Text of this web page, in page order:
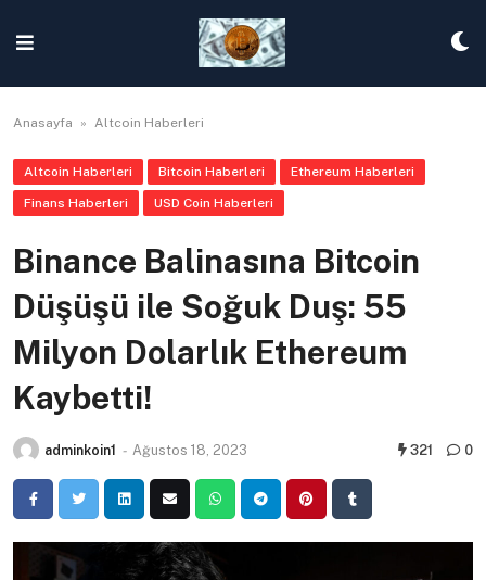
content
Anasayfa » Altcoin Haberleri
Altcoin Haberleri Bitcoin Haberleri Ethereum Haberleri
Finans Haberleri USD Coin Haberleri
Binance Balinasına Bitcoin
Düşüşü ile Soğuk Duş: 55
Milyon Dolarlık Ethereum
Kaybetti!
adminkoin1 - Ağustos 18, 2023 321 0